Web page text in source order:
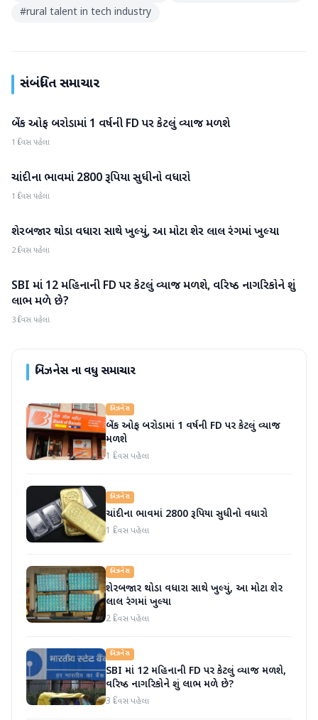
#rural talent in tech industry
સંબંધિત સમાચાર
બિઝનેસ
બેંક ઓફ બરોડામાં 1 વર્ષની FD પર કેટલું વ્યાજ મળશે
1 દિવસ પહેલા
બિઝનેસ
ચાંદીના ભાવમાં 2800 રૂપિયા સુધીનો વધારો
1 દિવસ પહેલા
બિઝનેસ
શેરબજાર થોડા વધારા સાથે ખુલ્યું, આ મોટા શેર લાલ રંગમાં ખુલ્યા
2 દિવસ પહેલા
બિઝનેસ
SBI માં 12 મહિનાની FD પર કેટલું વ્યાજ મળશે, વરિષ્ઠ નાગરિકોને શું
લાભ મળે છે?
3 દિવસ પહેલા
બિઝનેસના વધુ સમાચાર
બિઝનેસ
બેંક ઓફ બરોડામાં 1 વર્ષની FD પર કેટલું વ્યાજ
મળશે
1 દિવસ પહેલા
બિઝનેસ
ચાંદીના ભાવમાં 2800 રૂપિયા સુધીનો વધારો
1 દિવસ પહેલા
બિઝનેસ
શેરબજાર થોડા વધારા સાથે ખુલ્યું, આ મોટા શેર
લાલ રંગમાં ખુલ્યા
2 દિવસ પહેલા
બિઝનેસ
SBI માં 12 મહિનાની FD પર કેટલું વ્યાજ મળશે,
વરિષ્ઠ નાગરિકોને શું લાભ મળે છે?
3 દિવસ પહેલા